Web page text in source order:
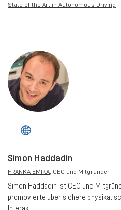
State of the Art in Autonomous Driving
Simon Haddadin
FRANKA EMIKA, CEO und Mitgründer
Simon Haddadin ist CEO und
promovierte über sichere
Interak...